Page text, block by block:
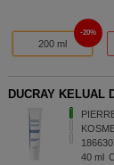
200 ml
20%
DUCRAY KELUAL
40 ml